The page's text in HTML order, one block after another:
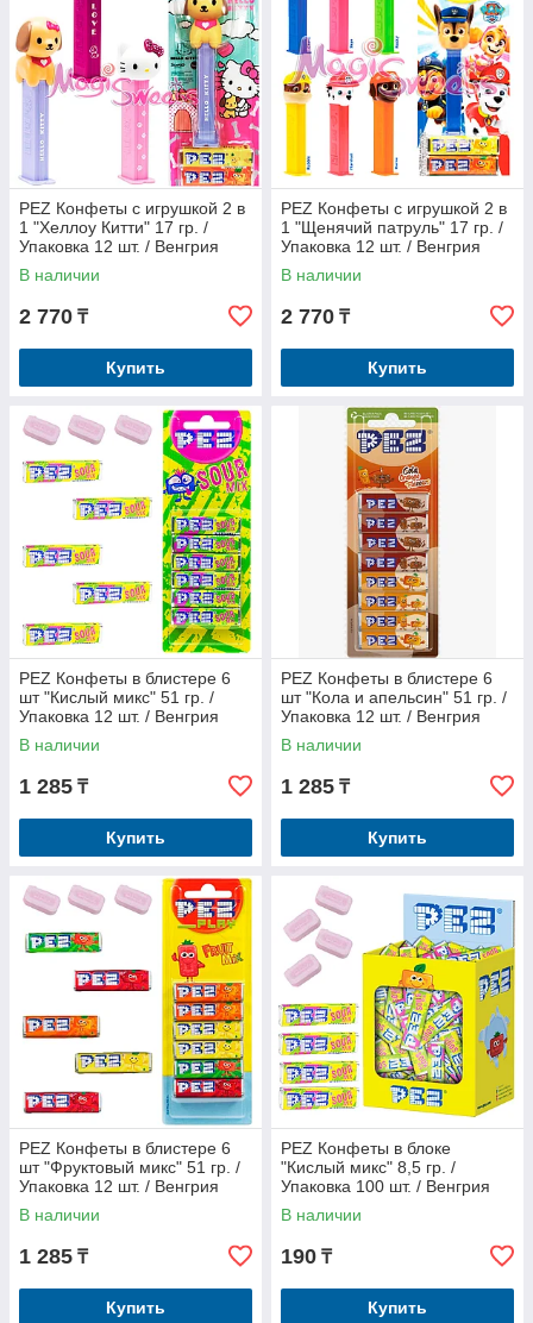
PEZ Конфеты с игрушкой 2 в
1 "Хеллоу Китти" 17 гр. /
Упаковка 12 шт. / Венгрия
В наличии
2 770 ₸
Купить
PEZ Конфеты с игрушкой 2 в
1 "Щенячий патруль" 17 гр. /
Упаковка 12 шт. / Венгрия
В наличии
2 770 ₸
Купить
PEZ Конфеты в блистере 6
шт "Кислый микс" 51 гр. /
Упаковка 12 шт. / Венгрия
В наличии
1 285 ₸
Купить
PEZ Конфеты в блистере 6
шт "Кола и апельсин" 51 гр. /
Упаковка 12 шт. / Венгрия
В наличии
1 285 ₸
Купить
PEZ Конфеты в блистере 6
шт "Фруктовый микс" 51 гр. /
Упаковка 12 шт. / Венгрия
В наличии
1 285 ₸
Купить
PEZ Конфеты в блоке
"Кислый микс" 8,5 гр. /
Упаковка 100 шт. / Венгрия
В наличии
190 ₸
Купить